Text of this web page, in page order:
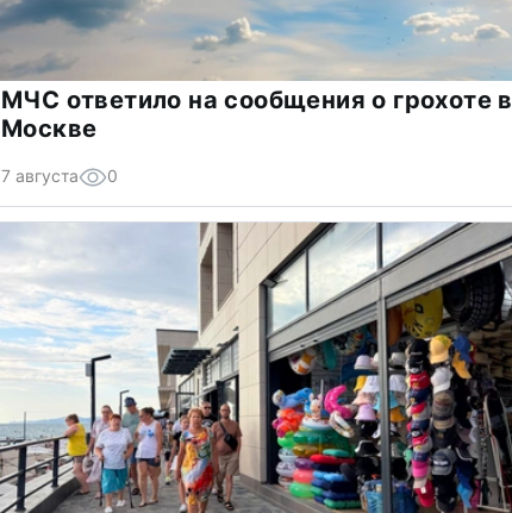
МЧС ответило на сообщения о грохоте в
Москве
7 августа 0